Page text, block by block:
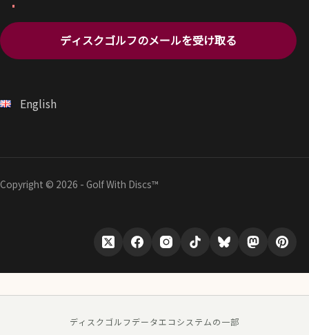
ディスクゴルフのメールを受け取る
English
Copyright © 2026 - Golf With Discs™
ディスクゴルフデータエコシステムの一部